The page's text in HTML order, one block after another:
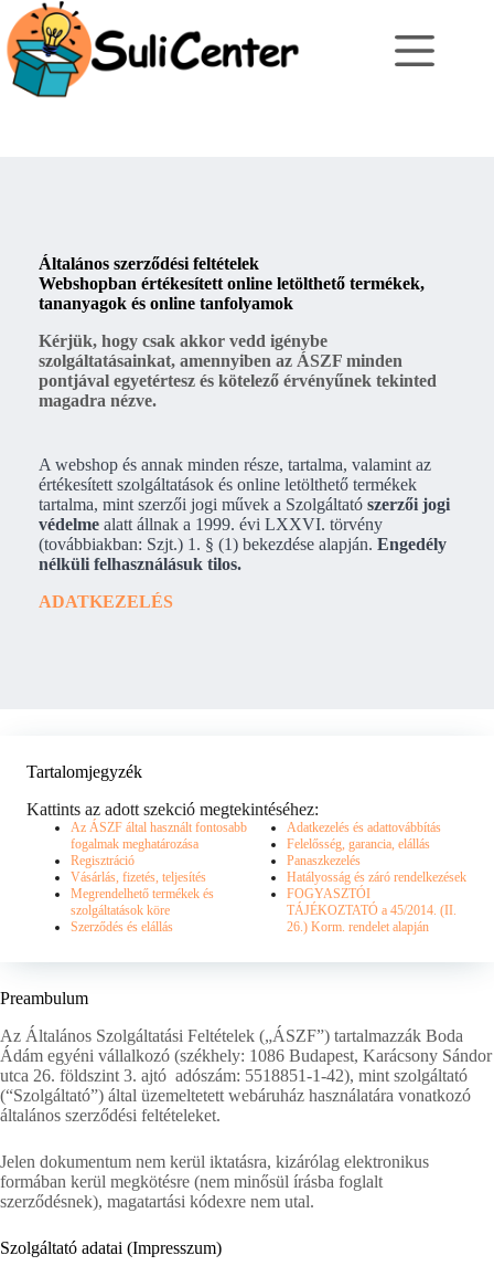
Skip
to
content
Általános szerződési feltételek
Webshopban értékesített online letölthető termékek,
tananyagok és online tanfolyamok
Kérjük, hogy csak akkor vedd igénybe
szolgáltatásainkat, amennyiben az ÁSZF minden
pontjával egyetértesz és kötelező érvényűnek tekinted
magadra nézve.
A webshop és annak minden része, tartalma, valamint az
értékesített szolgáltatások és online letölthető termékek
tartalma, mint szerzői jogi művek a Szolgáltató szerzői jogi
védelmealatt állnak a 1999. évi LXXVI. törvény
(továbbiakban: Szjt.) 1. § (1) bekezdése alapján. Engedély
nélküli felhasználásuk tilos.
ADATKEZELÉS
Tartalomjegyzék
Kattints az adott szekció megtekintéséhez:
Az ÁSZF által használt fontosabb
fogalmak meghatározása
Regisztráció
Vásárlás, fizetés, teljesítés
Megrendelhető termékek és
szolgáltatások köre
Szerződés és elállás
Adatkezelés és adattovábbítás
Felelősség, garancia, elállás
Panaszkezelés
Hatályosság és záró rendelkezések
FOGYASZTÓI
TÁJÉKOZTATÓ a 45/2014. (II.
26.) Korm. rendelet alapján
Preambulum
Az Általános Szolgáltatási Feltételek („ÁSZF”) tartalmazzák Boda
Ádám egyéni vállalkozó (székhely: 1086 Budapest, Karácsony Sándor
utca 26. földszint 3. ajtó adószám: 5518851-1-42), mint szolgáltató
(“Szolgáltató”) által üzemeltetett webáruház használatára vonatkozó
általános szerződési feltételeket.
Jelen dokumentum nem kerül iktatásra, kizárólag elektronikus
formában kerül megkötésre (nem minősül írásba foglalt
szerződésnek), magatartási kódexre nem utal.
Szolgáltató adatai (Impresszum)